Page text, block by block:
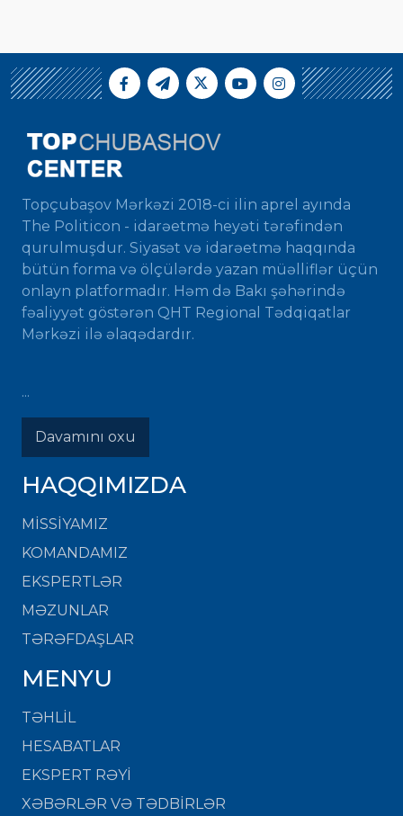
Topçubaşov Mərkəzi 2018-ci ilin aprel ayında
The Politicon - idarəetmə heyəti tərəfindən
qurulmuşdur. Siyasət və idarəetmə haqqında
bütün forma və ölçülərdə yazan müəlliflər üçün
onlayn platformadır. Həm də Bakı şəhərində
fəaliyyət göstərən QHT Regional Tədqiqatlar
Mərkəzi ilə əlaqədardır.
...
Davamını oxu
HAQQIMIZDA
MISSIYAMIZ
KOMANDAMIZ
EKSPERTLƏR
MƏZUNLAR
TƏRƏFDAŞLAR
MENYU
TƏHLİL
HESABATLAR
EKSPERT RƏYİ
XƏBƏRLƏR VƏ TƏDBİRLƏR